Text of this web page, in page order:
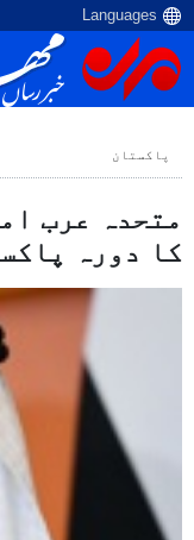
پاکستان
متحدہ عرب
کا دورہ